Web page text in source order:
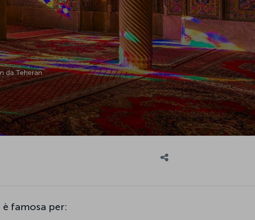
da Teheran.
è famosa per: